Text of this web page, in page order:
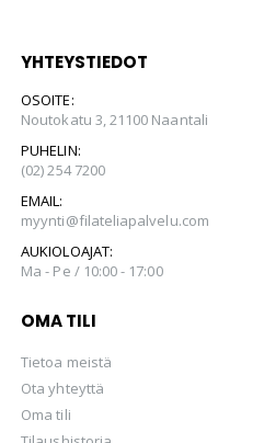
YHTEYSTIEDOT
OSOITE:
Noutokatu 3, 21100 Naantali
PUHELIN:
(02) 254 7200
EMAIL:
myynti@filateliapalvelu.com
AUKIOLOAJAT:
Ma - Pe / 10:00 - 17:00
OMA TILI
Tietoa meistä
Ota yhteyttä
Oma tili